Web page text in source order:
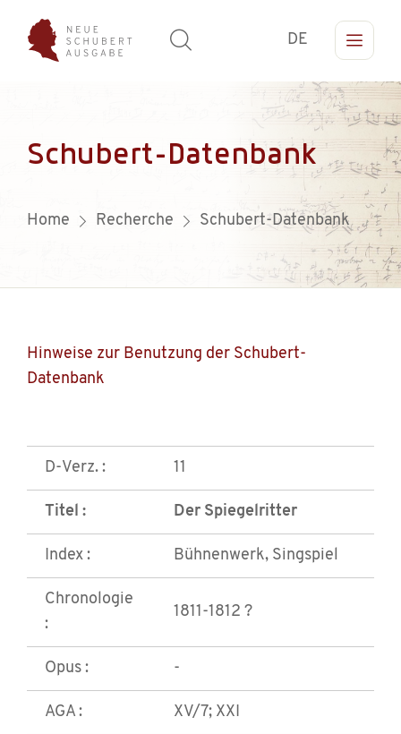
DE
Schubert-Datenbank
Home Recherche Schubert-Datenbank
Hinweise zur Benutzung der Schubert-
Datenbank
D-Verz. : 11
Titel : Der Spiegelritter
Index : Bühnenwerk, Singspiel
Chronologie
:
1811-1812 ?
Opus : -
AGA : XV/7; XXI